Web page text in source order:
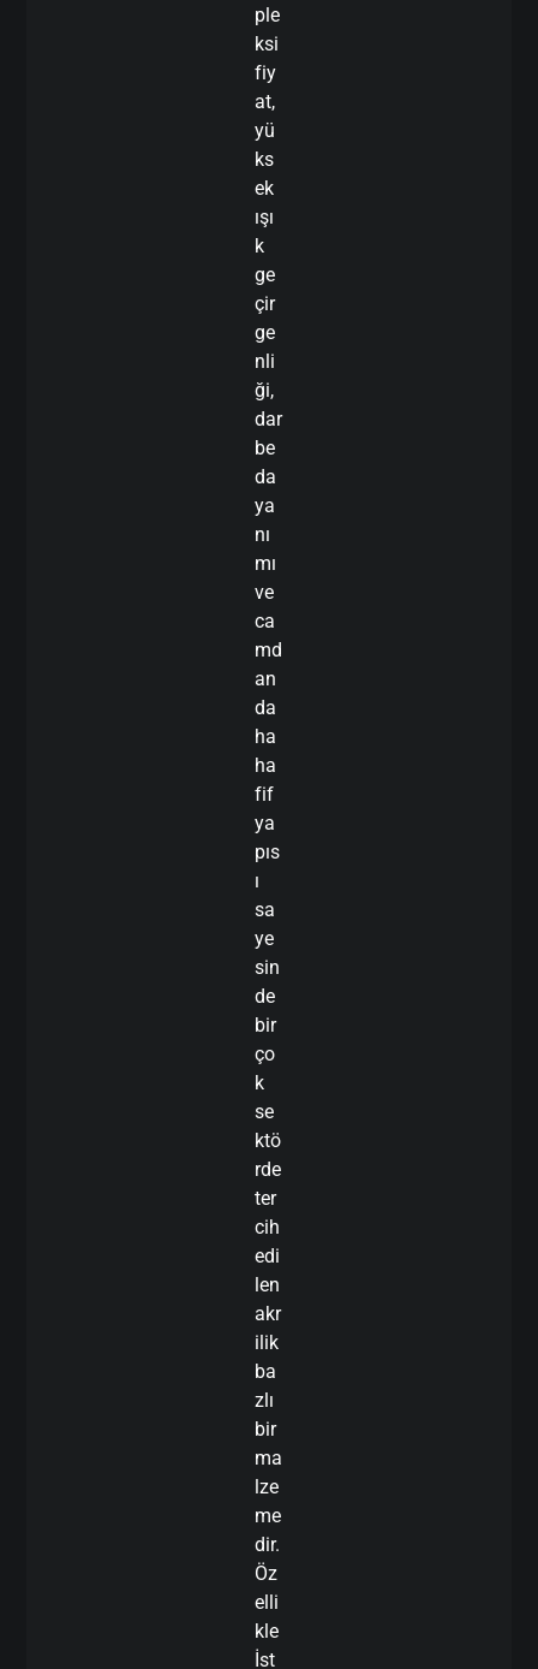
ple
ksi
fiy
at,
yü
ks
ek
ışı
k
ge
çir
ge
nli
ği,
dar
be
da
ya
nı
mı
ve
ca
md
an
da
ha
ha
fif
ya
pıs
ı
sa
ye
sin
de
bir
ço
k
se
ktö
rde
ter
cih
edi
len
akr
ilik
ba
zlı
bir
ma
lze
me
dir.
Öz
elli
kle
İst